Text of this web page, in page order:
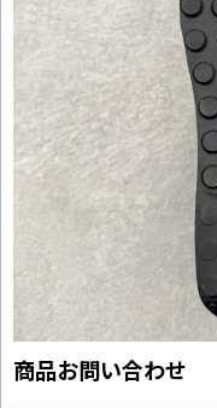
商品お問い合わせ